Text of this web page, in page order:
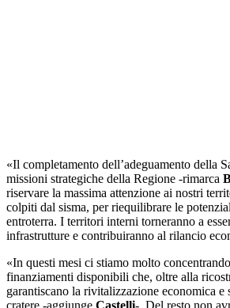
«Il completamento dell’adeguamento della
missioni strategiche della Regione -rimarca
riservare la massima attenzione ai nostri
colpiti dal sisma, per riequilibrare le
entroterra. I territori interni torneranno a
infrastrutture e contribuiranno al rilancio
«In questi mesi ci stiamo molto
finanziamenti disponibili che, oltre alla
garantiscano la rivitalizzazione economica e
cratere -aggiunge Castelli-. Del resto non